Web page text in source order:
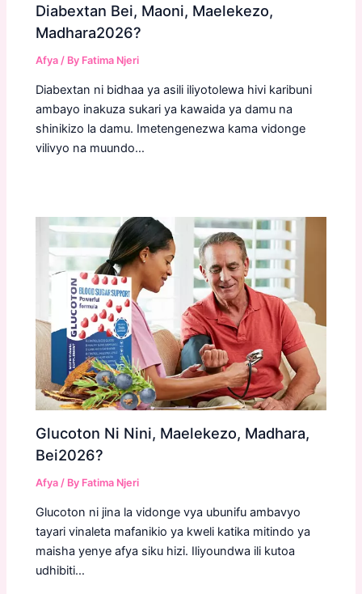
Diabextan Bei, Maoni, Maelekezo,
Madhara2026?
Afya / By Fatima Njeri
Diabextan ni bidhaa ya asili iliyotolewa hivi karibuni
ambayo inakuza sukari ya kawaida ya damu na
shinikizo la damu. Imetengenezwa kama vidonge
vilivyo na muundo…
Glucoton Ni Nini, Maelekezo, Madhara,
Bei2026?
Afya / By Fatima Njeri
Glucoton ni jina la vidonge vya ubunifu ambavyo
tayari vinaleta mafanikio ya kweli katika mitindo ya
maisha yenye afya siku hizi. Iliyoundwa ili kutoa
udhibiti…